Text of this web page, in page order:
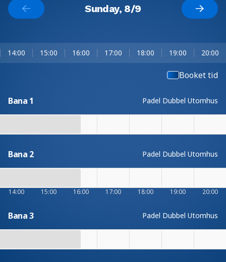
Sunday, 8/9
14:00 15:00 16:00 17:00 18:00 19:00 20:00
Booket tid
Bana 1 Padel Dubbel Utomhus
Bana 2 Padel Dubbel Utomhus
14:00 15:00 16:00 17:00 18:00 19:00 20:00
Bana 3 Padel Dubbel Utomhus